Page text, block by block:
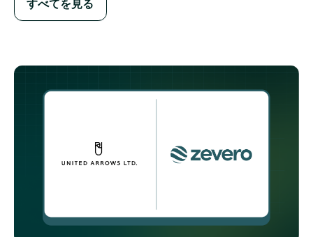
すべてを見る